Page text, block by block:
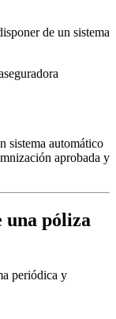
de un sistema
sistema automático
aprobada y
una póliza
periódica y